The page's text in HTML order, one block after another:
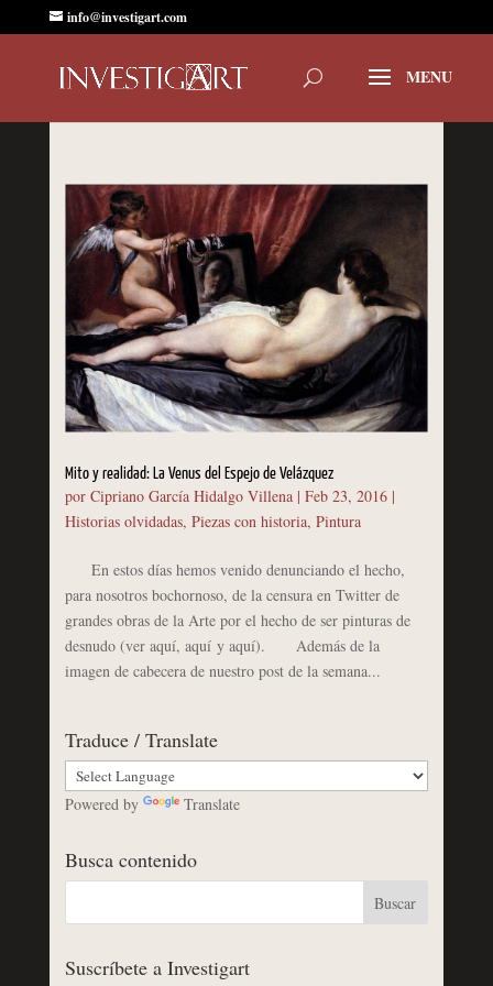
info@investigart.com
Mito y realidad: La Venus del Espejo de Velázquez
por Cipriano García Hidalgo Villena| Feb 23, 2016|
Historias olvidadas, Piezas con historia, Pintura
En estos días hemos venido denunciando el hecho,
para nosotros bochornoso, de la censura en Twitter de
grandes obras de la Arte por el hecho de ser pinturas de
desnudo (ver aquí, aquí y aquí). Además de la
imagen de cabecera de nuestro post de la semana...
Traduce / Translate
Powered by Translate
Busca contenido
Suscríbete a Investigart